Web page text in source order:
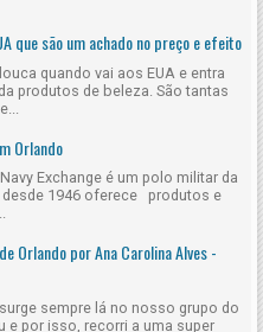
que são um achado no preço e efeito
quando vai aos EUA e entra
produtos de beleza. São tantas
Orlando
Exchange é um polo militar da
desde 1946 oferece produtos e
Orlando por Ana Carolina Alves -
sempre lá no nosso grupo do
e por isso, recorri a uma super